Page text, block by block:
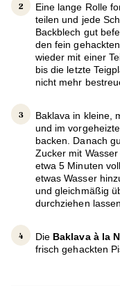
Eine lange Rolle
teilen und jede
Backblech gut
den fein
wieder mit einer
bis die letzte
nicht mehr
Baklava in kleine,
und im
backen. Danach
Zucker mit
etwa 5 Minuten
etwas Wasser
und gleichmäßig
durchziehen lassen.
Die Baklava à la
frisch gehackten